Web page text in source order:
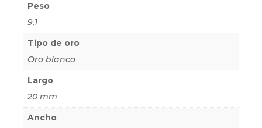
Peso
9,1
Tipo de oro
Oro blanco
Largo
20 mm
Ancho